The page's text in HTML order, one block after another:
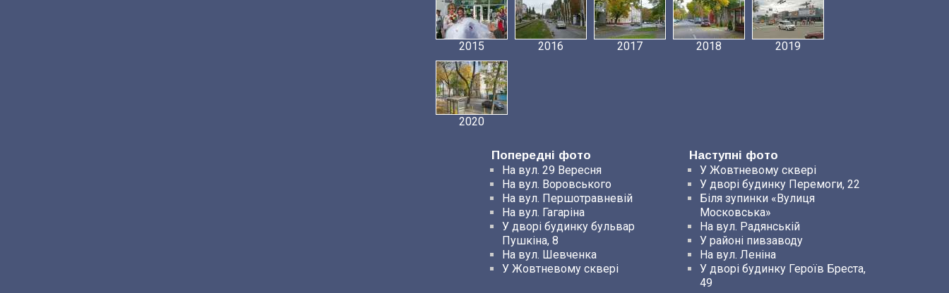
2015 2016 2017 2018 2019
2020
Попередні фото
Наступні фото
На вул. 29 Вересня
На вул. Воровського
На вул. Першотравневій
На вул. Гагаріна
У дворі будинку бульвар
Пушкіна, 8
На вул. Шевченка
У Жовтневому сквері
У Жовтневому сквері
У дворі будинку Перемоги, 22
Біля зупинки «Вулиця
Московська»
На вул. Радянській
У районі пивзаводу
На вул. Леніна
У дворі будинку Героїв Бреста,
49